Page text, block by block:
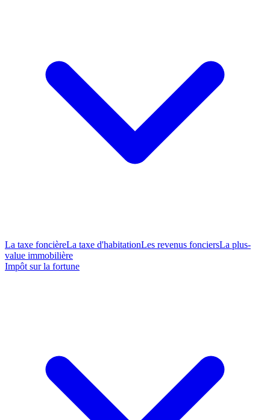
La taxe foncièreLa taxe d'habitationLes revenus fonciersLa plus-
value immobilière
Impôt sur la fortune